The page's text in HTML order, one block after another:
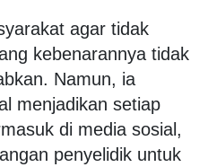
agar tidak
kebenarannya tidak
Namun, ia
menjadikan setiap
di media sosial,
penyelidik untuk